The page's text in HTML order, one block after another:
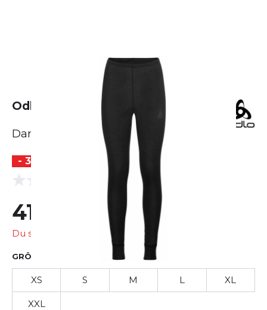
Odlo Active Warm Bottom Long
Damen
- 30 %
0.0
(0 Bewertungen)
41,99 € 59,95 €
Du sparst
GRÖSSE AUSWÄHLEN
XS S M L XL
XXL